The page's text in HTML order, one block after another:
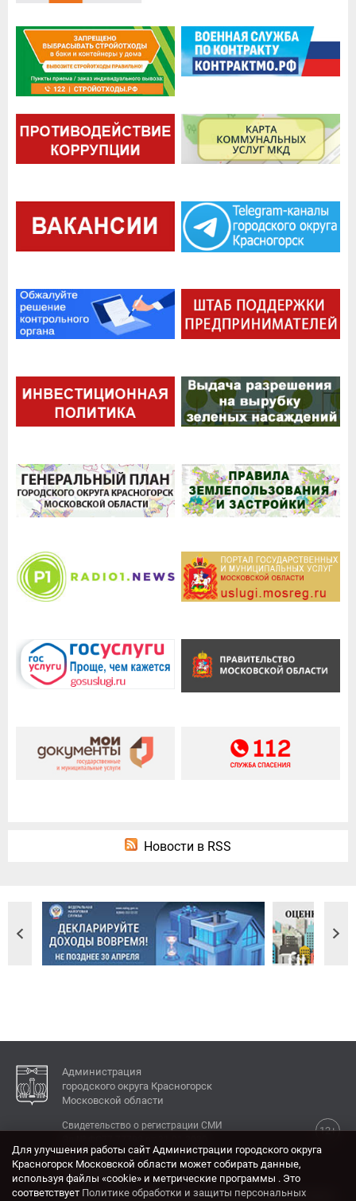
Новости в RSS
Администрация
городского округа Красногорск
Московской области
12+
Свидетельство о регистрации СМИ
КОНТАКТЫ
Адрес: 143404, Московская область, г. Красногорск,
Для улучшения работы сайт Администрации городского округа
Красногорск Московской области может собирать данные,
используя файлы «cookie» и метрические программы . Это
соответствует Политике обработки и защиты персональных